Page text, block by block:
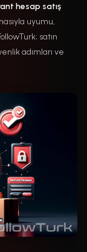
hesap satış
uyumu,
satın
adımları ve